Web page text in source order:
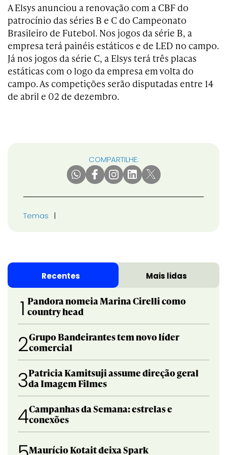
A Elsys anunciou a renovação com a CBF do
patrocínio das séries B e C do Campeonato
Brasileiro de Futebol. Nos jogos da série B, a
empresa terá painéis estáticos e de LED no campo.
Já nos jogos da série C, a Elsys terá três placas
estáticas com o logo da empresa em volta do
campo. As competições serão disputadas entre 14
de abril e 02 de dezembro.
COMPARTILHE:
Temas
Recentes Mais lidas
1 Pandora nomeia Marina Cirelli como
country head
2Grupo Bandeirantes tem novo líder
comercial
3Patricia Kamitsuji assume direção geral
da Imagem Filmes
4Campanhas da Semana: estrelas e
conexões
Maurício Kotait deixa Spark